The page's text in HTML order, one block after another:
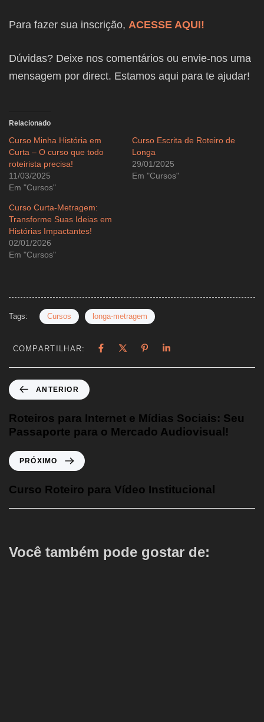
Para fazer sua inscrição, ACESSE AQUI!
Dúvidas? Deixe nos comentários ou envie-nos uma
mensagem por direct. Estamos aqui para te ajudar!
Relacionado
Curso Minha História em
Curta – O curso que todo
roteirista precisa!
11/03/2025
Em "Cursos"
Curso Escrita de Roteiro de
Longa
29/01/2025
Em "Cursos"
Curso Curta-Metragem:
Transforme Suas Ideias em
Histórias Impactantes!
02/01/2026
Em "Cursos"
Tags: Cursos longa-metragem
COMPARTILHAR:
ANTERIOR
Roteiros para Internet e Mídias Sociais: Seu
Passaporte para o Mercado Audiovisual!
PRÓXIMO
Curso Roteiro para Vídeo Institucional
Você também pode gostar de: